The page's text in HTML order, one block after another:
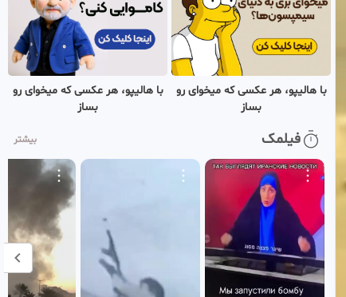
با هالیپو، هر عکسی که میخوای رو
بساز
با هالیپو، هر عکسی که میخوای رو
بساز
فیلمک بیشتر